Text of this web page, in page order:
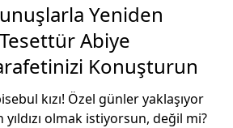
Yeniden
Abiye
Konuşturun
kızı! Özel günler yaklaşıyor
olmak istiyorsun, değil mi?